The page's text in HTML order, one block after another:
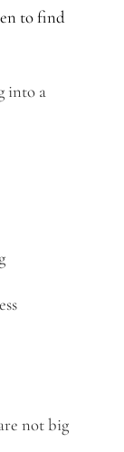
to find
into a
not big